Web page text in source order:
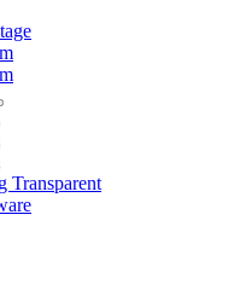
Transparent